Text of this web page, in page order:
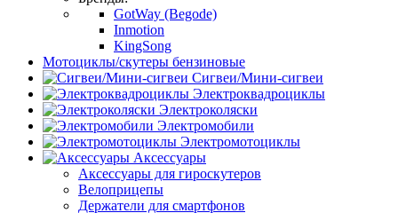
GotWay (Begode)
Inmotion
KingSong
Мотоциклы/скутеры бензиновые
Сигвеи/Мини-сигвеи
Электроквадроциклы
Электроколяски
Электромобили
Электромотоциклы
Аксессуары
Аксессуары для гироскутеров
Велоприцепы
Держатели для смартфонов